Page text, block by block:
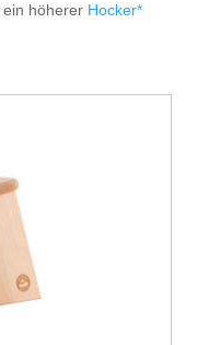
höherer Hocker*